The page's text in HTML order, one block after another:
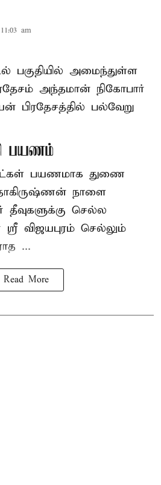
am
பகுதியில் அமைந்துள்ள
அந்தமான் நிகோபார்
பிரதேசத்தில் பல்வேறு
பயணம்
பயணமாக துணை
நாளை
செல்ல
விஜயபுரம் செல்லும்
...
Read More